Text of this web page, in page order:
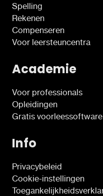
Spelling
Rekenen
Compenseren
Voor leersteuncentra
Academie
Voor professionals
Opleidingen
Gratis voorleessoftware
Info
Privacybeleid
Cookie-instellingen